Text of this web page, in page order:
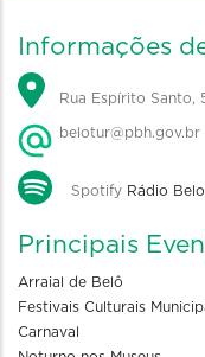
Informações
Rua Espírito Santo,
belotur@pbh.gov.br
Spotify Rádio
Principais
Arraial de Belô
Festivais Culturais
Carnaval